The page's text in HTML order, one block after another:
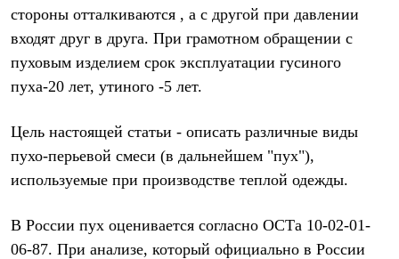
Софтшелл одежда
Куртки
Брюки
Лёгкая одежда
Рубашки
Толстовки
Брюки
Термобелье
Теплое термобелье
Флисовая одежда
Куртки
стороны отталкиваются , а с другой при давлении
входят друг в друга. При грамотном обращении с
пуховым изделием срок эксплуатации гусиного
пуха-20 лет, утиного -5 лет.
Цель настоящей статьи - описать различные виды
пухо-перьевой смеси (в дальнейшем "пух"),
используемые при производстве теплой одежды.
В России пух оценивается согласно ОСТа 10-02-01-
06-87. При анализе, который официально в России